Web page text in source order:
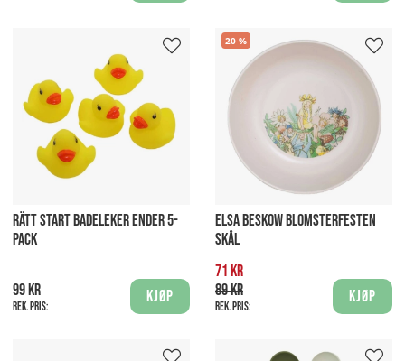
RÄTT START BADELEKER ENDER 5-
PACK
99 kr
Rek. pris:
Kjøp
20
ELSA BESKOW BLOMSTERFESTEN
SKÅL
71 kr
89 kr
Rek. pris:
Kjøp